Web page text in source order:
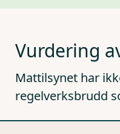
Vurdering
Mattilsynet har
regelverksbrudd